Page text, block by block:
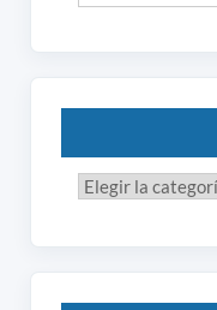
Categorías